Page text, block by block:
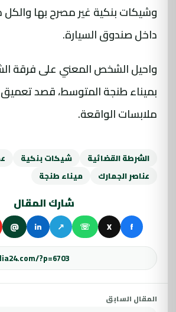
وشيكات بنكية غير مصرح بها والكل
داخل صندوق السيارة.
واحيل الشخص المعني على فرقة
بميناء طنجة المتوسط، قصد
ملابسات الواقعة.
الشرطة القضائية شيكات بنكية
عناصر الجمارك
ميناء طنجة
شارك المقال
f
X
☏
↗
in
@
المقال السابق